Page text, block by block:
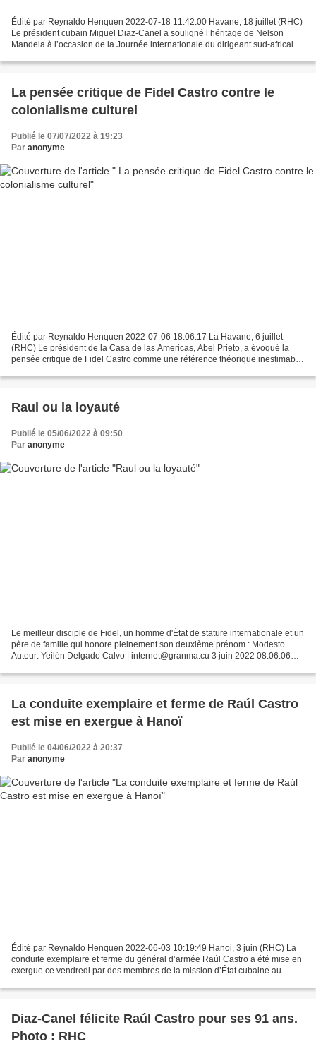
Édité par Reynaldo Henquen 2022-07-18 11:42:00 Havane, 18 juillet (RHC)
Le président cubain Miguel Diaz-Canel a souligné l’héritage de Nelson
Mandela à l’occasion de la Journée internationale du dirigeant sud-africain,
La pensée critique de Fidel Castro contre le
colonialisme culturel
Publié le 07/07/2022 à 19:23
Par anonyme
Édité par Reynaldo Henquen 2022-07-06 18:06:17 La Havane, 6 juillet
(RHC) Le président de la Casa de las Americas, Abel Prieto, a évoqué la
pensée critique de Fidel Castro comme une référence théorique inestimable
Raul ou la loyauté
Publié le 05/06/2022 à 09:50
Par anonyme
Le meilleur disciple de Fidel, un homme d'État de stature internationale et un
père de famille qui honore pleinement son deuxième prénom : Modesto
Auteur: Yeilén Delgado Calvo | internet@granma.cu 3 juin 2022 08:06:06
La conduite exemplaire et ferme de Raúl Castro
est mise en exergue à Hanoï
Publié le 04/06/2022 à 20:37
Par anonyme
Édité par Reynaldo Henquen 2022-06-03 10:19:49 Hanoi, 3 juin (RHC) La
conduite exemplaire et ferme du général d’armée Raúl Castro a été mise en
exergue ce vendredi par des membres de la mission d’État cubaine au
Diaz-Canel félicite Raúl Castro pour ses 91 ans.
Photo : RHC